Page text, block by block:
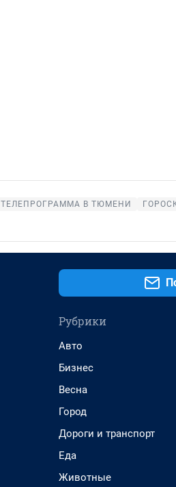
ТЕЛЕПРОГРАММА В ТЮМЕНИ
Рубрики
Авто
Бизнес
Весна
Город
Дороги и транспорт
Еда
Животные